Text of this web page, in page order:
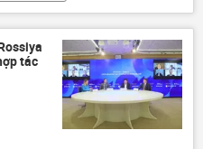
tác